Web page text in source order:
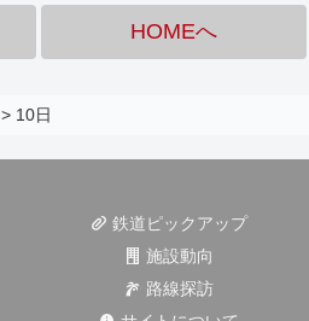
HOMEへ
> 10日
鉄道ピックアップ
施設動向
路線探訪